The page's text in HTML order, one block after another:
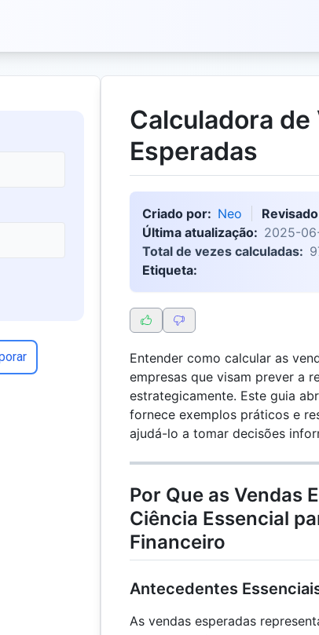
Calculadora de
Esperadas
Criado por: Neo
Última atualização: 2025-
Total de vezes calculadas:
Etiqueta:
Entender como calcular as
empresas que visam prever a
estrategicamente. Este guia
fornece exemplos práticos e
ajudá-lo a tomar decisões
Por Que as Vendas
Ciência Essencial
Financeiro
Antecedentes
As vendas esperadas